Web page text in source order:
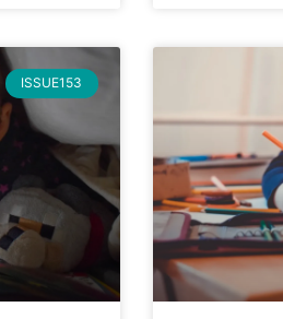
ISSUE153